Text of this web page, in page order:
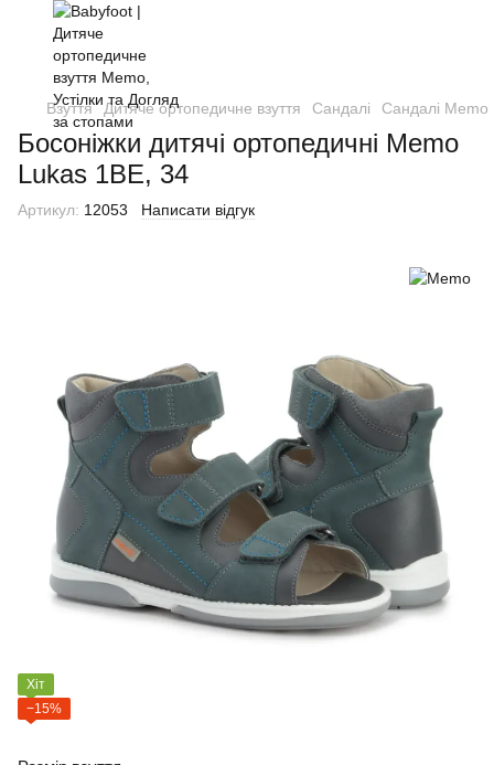
Взуття Дитяче ортопедичне взуття Сандалі Сандалі Memo
Босоніжки дитячі ортопедичні Memo
Lukas 1BE, 34
Артикул: 12053 Написати відгук
Хіт
−15%